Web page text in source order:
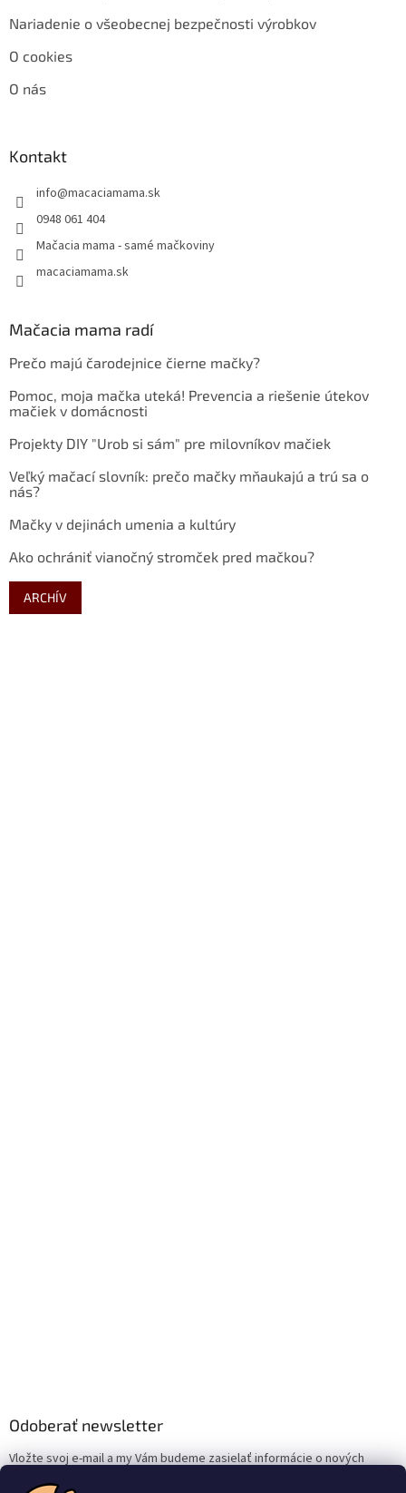
Nariadenie o všeobecnej bezpečnosti výrobkov
O cookies
O nás
Kontakt
info@macaciamama.sk
0948 061 404
Mačacia mama - samé mačkoviny
macaciamama.sk
Mačacia mama radí
Prečo majú čarodejnice čierne mačky?
Pomoc, moja mačka uteká! Prevencia a riešenie útekov
mačiek v domácnosti
Projekty DIY "Urob si sám" pre milovníkov mačiek
Veľký mačací slovník: prečo mačky mňaukajú a trú sa o
nás?
Mačky v dejinách umenia a kultúry
Ako ochrániť vianočný stromček pred mačkou?
ARCHÍV
Odoberať newsletter
Vložte svoj e-mail a my Vám budeme zasielať informácie o nových